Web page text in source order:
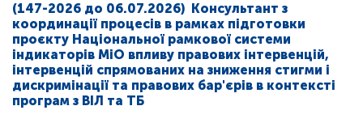
(147-2026 до 06.07.2026) Консультант з
координації процесів в рамках підготовки
проєкту Національної рамкової системи
індикаторів МіО впливу правових інтервенцій,
інтервенцій спрямованих на зниження стигми і
дискримінації та правових бар'єрів в контексті
програм з ВІЛ та ТБ